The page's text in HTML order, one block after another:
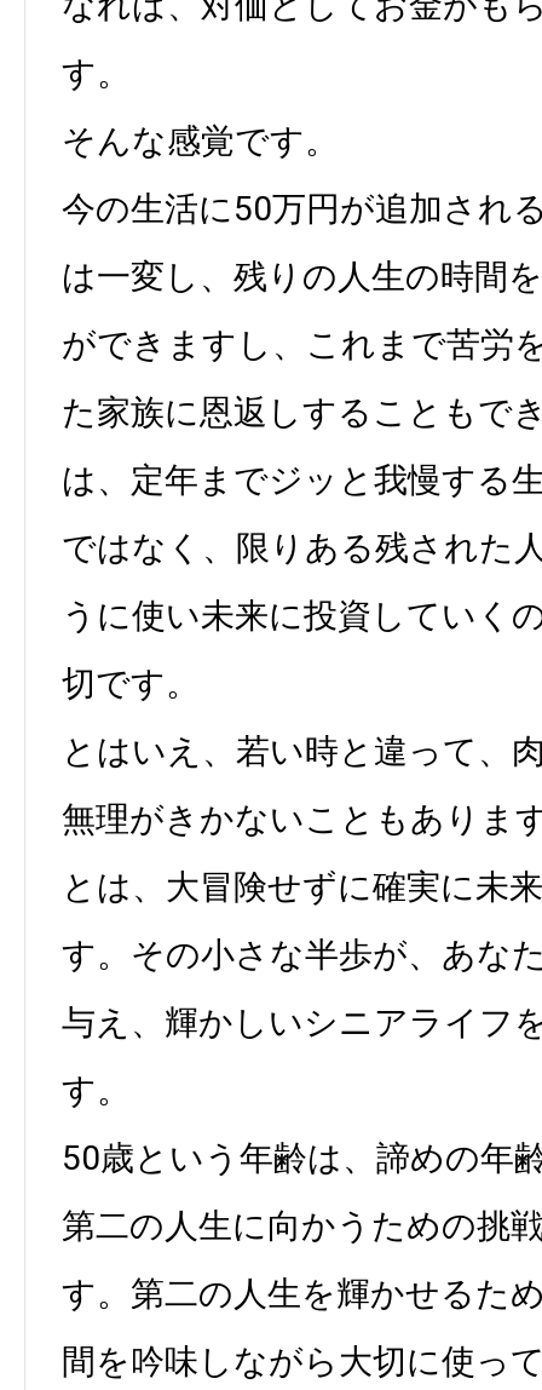
す。
そんな感覚です。
今の生活に50万円が追加され
は一変し、残りの人生の時間
ができますし、これまで苦労
た家族に恩返しすることもで
は、定年までジッと我慢する
ではなく、限りある残された
うに使い未来に投資していく
切です。
とはいえ、若い時と違って、
無理がきかないこともありま
とは、大冒険せずに確実に未
す。その小さな半歩が、あな
与え、輝かしいシニアライフ
す。
50歳という年齢は、諦めの年
第二の人生に向かうための挑
す。第二の人生を輝かせるた
間を吟味しながら大切に使っ